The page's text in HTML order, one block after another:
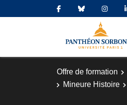
Offre de formation
Mineure Histoire